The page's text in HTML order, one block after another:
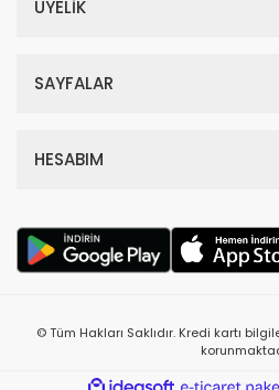
ÜYELİK
SAYFALAR
HESABIM
© Tüm Hakları Saklıdır. Kredi kartı
ideasoft